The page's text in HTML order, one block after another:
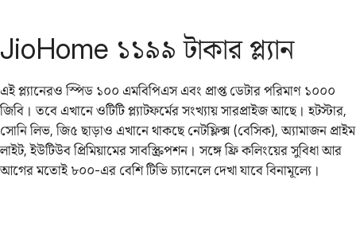
JioHome ১১৯৯ টাকার প্ল্যান
এই প্ল্যানেরও স্পিড ১০০ এমবিপিএস এবং প্রাপ্ত ডেটার পরিমাণ ১০০০
জিবি। তবে এখানে ওটিটি প্ল্যাটফর্মের সংখ্যায় সারপ্রাইজ আছে। হটস্টার,
সোনি লিভ, জি৫ ছাড়াও এখানে থাকছে নেটফ্লিক্স (বেসিক), অ্যামাজন প্রাইম
লাইট, ইউটিউব প্রিমিয়ামের সাবস্ক্রিপশন। সঙ্গে ফ্রি কলিংয়ের সুবিধা আর
আগের মতোই ৮০০-এর বেশি টিভি চ্যানেলে দেখা যাবে বিনামূল্যে।